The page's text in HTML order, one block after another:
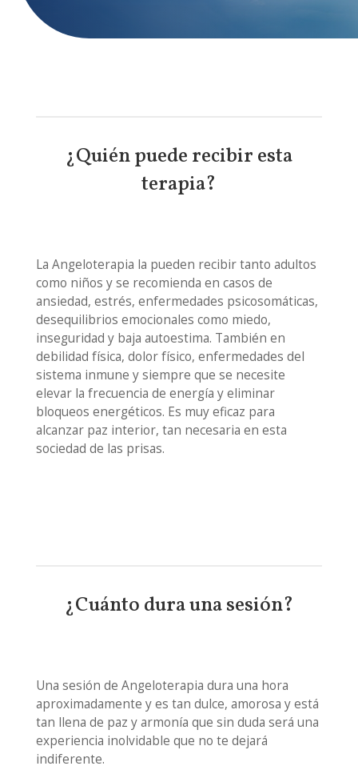
¿Quién puede recibir esta
terapia?
La Angeloterapia la pueden recibir tanto adultos
como niños y se recomienda en casos de
ansiedad, estrés, enfermedades psicosomáticas,
desequilibrios emocionales como miedo,
inseguridad y baja autoestima. También en
debilidad física, dolor físico, enfermedades del
sistema inmune y siempre que se necesite
elevar la frecuencia de energía y eliminar
bloqueos energéticos. Es muy eficaz para
alcanzar paz interior, tan necesaria en esta
sociedad de las prisas.
¿Cuánto dura una sesión?
Una sesión de Angeloterapia dura una hora
aproximadamente y es tan dulce, amorosa y está
tan llena de paz y armonía que sin duda será una
experiencia inolvidable que no te dejará
indiferente.